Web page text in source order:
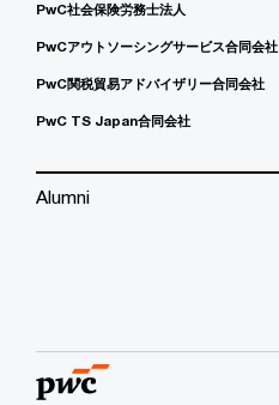
PwC社会保険労務士法人
PwCアウトソーシングサービス合同会社
PwC関税貿易アドバイザリー合同会社
PwC TS Japan合同会社
Alumni